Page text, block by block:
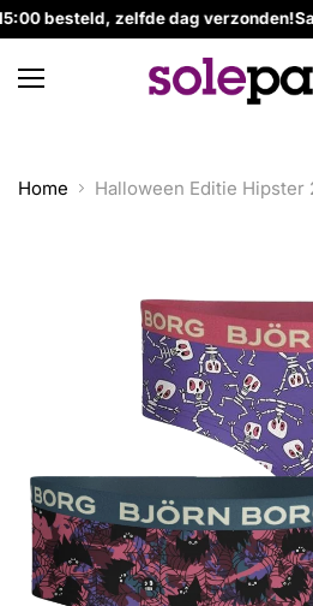
besteld, zelfde dag verzonden!
Home Halloween Editie Hipster